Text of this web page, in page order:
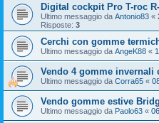
Digital cockpit Pro T-roc
Ultimo messaggio da Antonio83 «
Risposte: 3
Cerchi con gomme
Ultimo messaggio da AngeK88 «
Vendo 4 gomme invernali
Ultimo messaggio da Corra65 «
Vendo gomme estive
Ultimo messaggio da Paolo63 «